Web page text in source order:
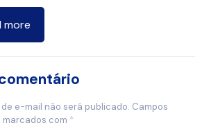
more
e-mail não será publicado. Campos
com *